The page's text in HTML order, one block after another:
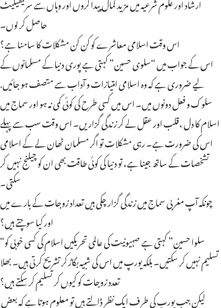
حاصل کر لوں۔
اس وقت اسلامی معاشرے کو کن کن مشکلات کا سامنا ہے؟
اس کے جواب میں “سلوی حسین” کہتی ہے پوری دنیا کے مسلمانوں کے
لیے ضروری ہے کہ وہ اسلامی امتیازات و آداب سے متصف ہو جائیں.
سلوک و فعل دونوں میں۔ اس میں کسی طرح کی کوئی کمی نہ ہو اور سماج میں
اسلام کا دل ،قلب اور عقل لے کر زندگی گزاریں۔ اس وقت سب سے پہلے
اس کی ضرورت ہے۔ رہی مشکلات تو اگر مسلمان ٹھان لے کے اسلامی
تشخصات کے ساتھ جینا ہے، تو دنیا کی کوئی طاقت بھی ان کو چیلنج نہیں کر
سکتی۔
چونکہ آپ مغربی سماج میں زندگی گزار چکی ہیں تعداد زوجات کے بارے میں
اور کیا سوچتے ہیں؟
“سلوا حسین” کہتی ہے صہیونیت کی عالمی تحریکیں اسلام کی کسی خوبی کو
تسلیم نہیں کر سکتیں۔ بلکہ یورپ میں اس کی شبیہ بگاڑ کر تشریح کرتی ہیں۔ بھلا
تعدد زوجات کو کیوں کر تسلیم کر سکتے ہیں؟